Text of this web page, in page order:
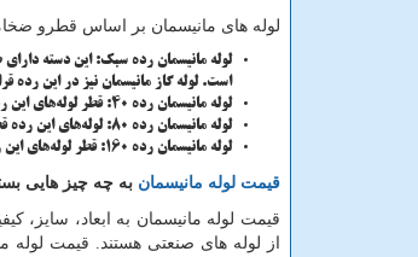
لوله های مانیسمان بر اساس قطرو ضخامت به 4 دسته تقسیم میشوند که میتوانید آنها را در
است. لوله گاز مانیسمان نیز در این رده
لوله مانیسمان رده 40: قطر لوله‌های این رده بین 0.5 تا 16 اینج و ضخامت آن‌ها بین 2.7 تا 12.7 میلی‌متر متغیر است.
لوله مانیسمان رده 80: لوله‌های این رده قطری بین 0.5 تا 16 اینچ و ضخامتی بین 3.7 تا 21.4 دارند.
لوله مانیسمان رده 160: قطر لوله‌های این رده همانند رده‌های 40 و 80 بوده اما ضخامت آن‌ها بین 4.7 تا 40.4 متغیر است.
قیمت لوله مانیسمان به چه چیز هایی
قیمت لوله مانیسمان به ابعاد، سایز،
از لوله های صنعتی هستند. قیمت